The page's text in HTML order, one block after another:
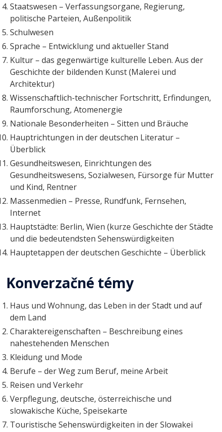
Staatswesen – Verfassungsorgane, Regierung,
politische Parteien, Außenpolitik
Schulwesen
Sprache – Entwicklung und aktueller Stand
Kultur – das gegenwärtige kulturelle Leben. Aus der
Geschichte der bildenden Kunst (Malerei und
Architektur)
Wissenschaftlich-technischer Fortschritt, Erfindungen,
Raumforschung, Atomenergie
Nationale Besonderheiten – Sitten und Bräuche
Hauptrichtungen in der deutschen Literatur –
Überblick
Gesundheitswesen, Einrichtungen des
Gesundheitswesens, Sozialwesen, Fürsorge für Mutter
und Kind, Rentner
Massenmedien – Presse, Rundfunk, Fernsehen,
Internet
Hauptstädte: Berlin, Wien (kurze Geschichte der Städte
und die bedeutendsten Sehenswürdigkeiten
Hauptetappen der deutschen Geschichte – Überblick
Konverzačné témy
Haus und Wohnung, das Leben in der Stadt und auf
dem Land
Charaktereigenschaften – Beschreibung eines
nahestehenden Menschen
Kleidung und Mode
Berufe – der Weg zum Beruf, meine Arbeit
Reisen und Verkehr
Verpflegung, deutsche, österreichische und
slowakische Küche, Speisekarte
Touristische Sehenswürdigkeiten in der Slowakei